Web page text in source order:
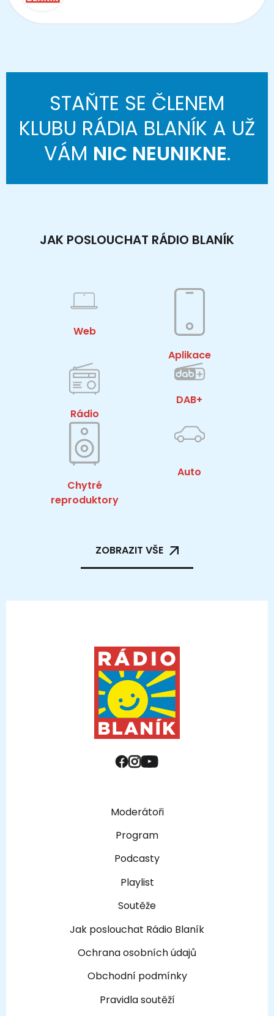
STAŇTE SE ČLENEM
KLUBU RÁDIA BLANÍK A UŽ
VÁM NIC NEUNIKNE.
JAK POSLOUCHAT RÁDIO BLANÍK
Web
Aplikace
Rádio
DAB+
Chytré
reproduktory
Auto
ZOBRAZIT VŠE
Moderátoři
Program
Podcasty
Playlist
Soutěže
Jak poslouchat Rádio Blaník
Ochrana osobních údajů
Obchodní podmínky
Pravidla soutěží